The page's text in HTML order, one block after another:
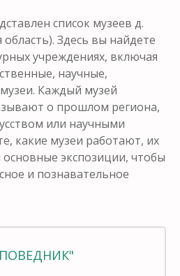
список музеев д.
Здесь вы найдете
учреждениях, включая
научные,
Каждый музей
о прошлом региона,
или научными
какие музеи работают, их
экспозиции, чтобы
и познавательное